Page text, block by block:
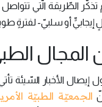
الطّريقة الّتي
أو سلبيّ- لفترةٍ
إيصال الأخبار السّيئة
الجمعيّة الطبيّة